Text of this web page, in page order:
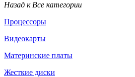
Назад к Все категории
Процессоры
Видеокарты
Материнские платы
Жесткие диски